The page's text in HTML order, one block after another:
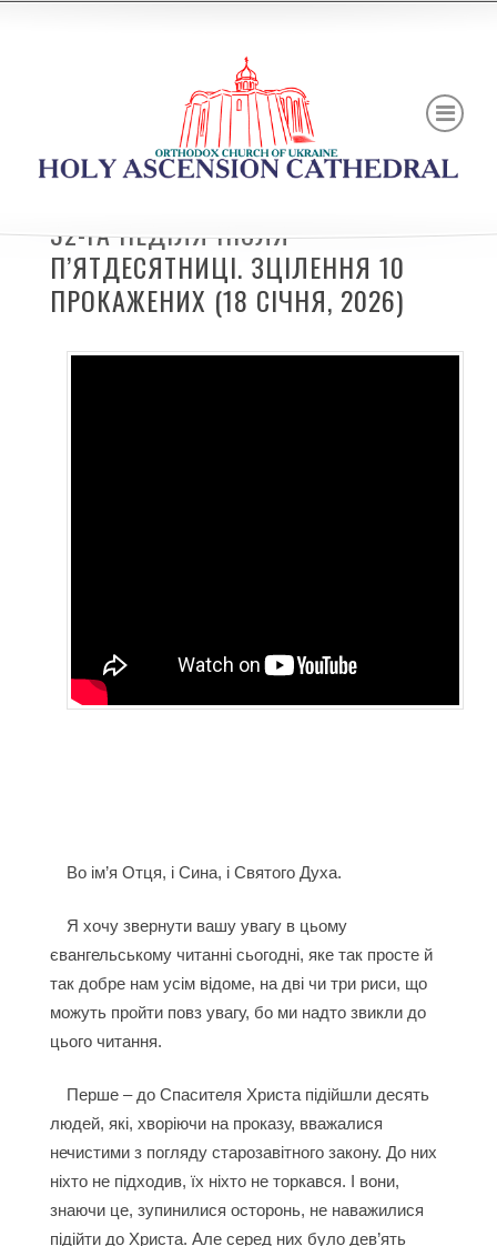
32-ГА НЕДІЛЯ ПІСЛЯ
П’ЯТДЕСЯТНИЦІ. ЗЦІЛЕННЯ 10
ПРОКАЖЕНИХ (18 СІЧНЯ, 2026)
Во ім’я Отця, і Сина, і Святого Духа.
Я хочу звернути вашу увагу в цьому
євангельському читанні сьогодні, яке так просте й
так добре нам усім відоме, на дві чи три риси, що
можуть пройти повз увагу, бо ми надто звикли до
цього читання.
Перше – до Спасителя Христа підійшли десять
людей, які, хворіючи на проказу, вважалися
нечистими з погляду старозавітного закону. До них
ніхто не підходив, їх ніхто не торкався. І вони,
знаючи це, зупинилися осторонь, не наважилися
підійти до Христа. Але серед них було дев’ять